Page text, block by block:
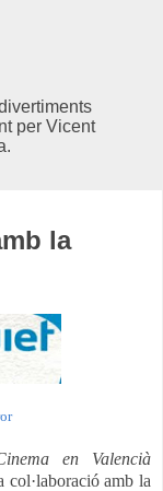
per Vicent
la
en Valencià
col·laboració amb la